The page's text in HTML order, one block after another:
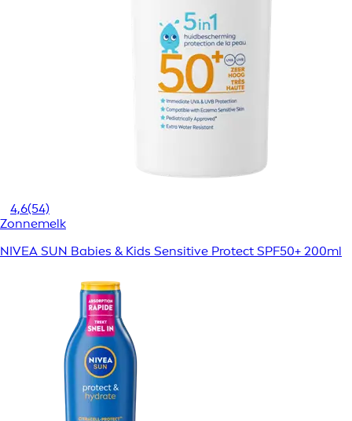
4,6(54)
Zonnemelk
NIVEA SUN Babies & Kids Sensitive Protect SPF50+ 200ml